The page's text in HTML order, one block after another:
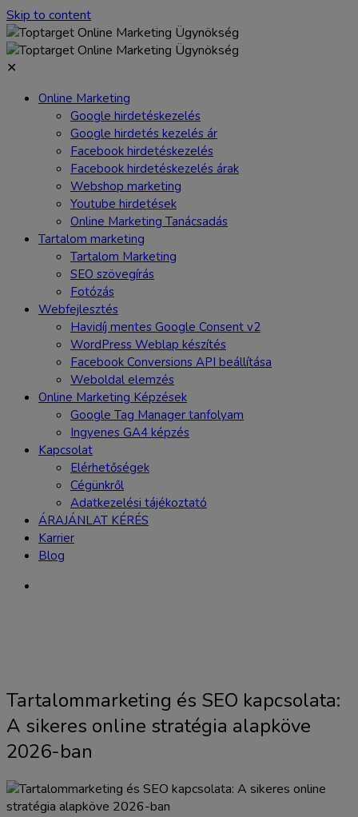
Skip to content
✕
Online Marketing
Google hirdetéskezelés
Google hirdetés kezelés ár
Facebook hirdetéskezelés
Facebook hirdetéskezelés árak
Webshop marketing
Youtube hirdetések
Online Marketing Tanácsadás
Tartalom marketing
Tartalom Marketing
SEO szövegírás
Fotózás
Webfejlesztés
Havidíj mentes Google Consent v2
WordPress Weblap készítés
Facebook Conversions API beállítása
Weboldal elemzés
Online Marketing Képzések
Google Tag Manager tanfolyam
Ingyenes GA4 képzés
Kapcsolat
Elérhetőségek
Cégünkről
Adatkezelési tájékoztató
ÁRAJÁNLAT KÉRÉS
Karrier
Blog
Tartalommarketing és SEO kapcsolata:
A sikeres online stratégia alapköve
2026-ban